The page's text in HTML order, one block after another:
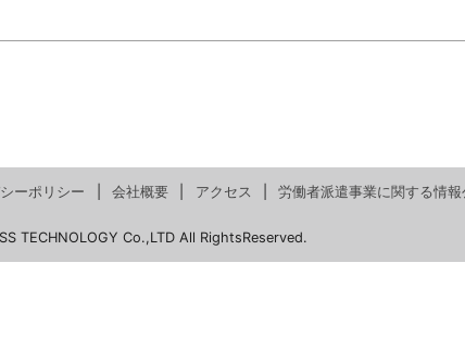
ーポリシー 会社概要 アクセス 労働者派遣事業に関する情
TECHNOLOGY Co.,LTD All RightsReserved.